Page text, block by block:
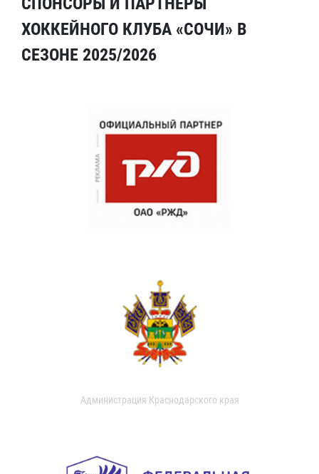
ХОККЕЙНОГО КЛУБА «СОЧИ» В
СЕЗОНЕ 2025/2026
Администрация Краснодарского края